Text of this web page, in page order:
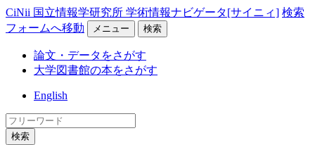
CiNii 国立情報学研究所 学術情報ナビゲータ[サイニィ] 検索
フォームへ移動
メニュー 検索
論文・データをさがす
大学図書館の本をさがす
English
検索